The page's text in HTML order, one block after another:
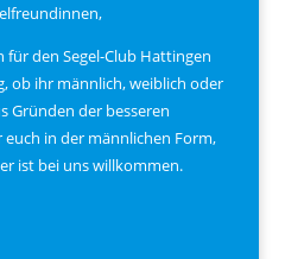
für den Segel-Club Hattingen
ob ihr männlich, weiblich oder
Gründen der besseren
in der männlichen Form,
ist bei uns willkommen.